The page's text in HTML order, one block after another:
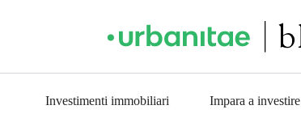
Investimenti immobiliari Impara a investire